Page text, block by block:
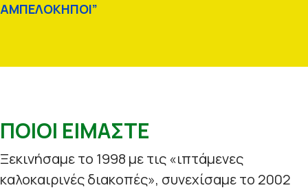
ΑΜΠΕΛΟΚΗΠΟΙ”
ΠΟΙΟΙ ΕΙΜΑΣΤΕ
Ξεκινήσαμε το 1998 με τις «ιπτάμενες
καλοκαιρινές διακοπές», συνεχίσαμε το 2002